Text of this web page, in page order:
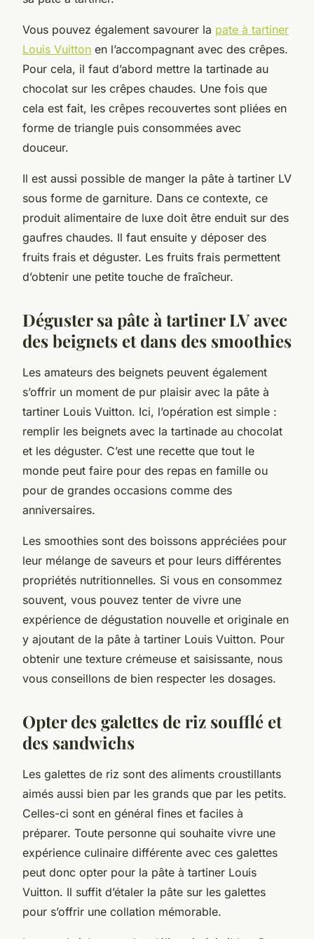
Vous pouvez également savourer la pate à tartiner
Louis Vuitton en l’accompagnant avec des crêpes.
Pour cela, il faut d’abord mettre la tartinade au
chocolat sur les crêpes chaudes. Une fois que
cela est fait, les crêpes recouvertes sont pliées en
forme de triangle puis consommées avec
douceur.
Il est aussi possible de manger la pâte à tartiner LV
sous forme de garniture. Dans ce contexte, ce
produit alimentaire de luxe doit être enduit sur des
gaufres chaudes. Il faut ensuite y déposer des
fruits frais et déguster. Les fruits frais permettent
d’obtenir une petite touche de fraîcheur.
Déguster sa pâte à tartiner LV avec
des beignets et dans des smoothies
Les amateurs des beignets peuvent également
s’offrir un moment de pur plaisir avec la pâte à
tartiner Louis Vuitton. Ici, l’opération est simple :
remplir les beignets avec la tartinade au chocolat
et les déguster. C’est une recette que tout le
monde peut faire pour des repas en famille ou
pour de grandes occasions comme des
anniversaires.
Les smoothies sont des boissons appréciées pour
leur mélange de saveurs et pour leurs différentes
propriétés nutritionnelles. Si vous en consommez
souvent, vous pouvez tenter de vivre une
expérience de dégustation nouvelle et originale en
y ajoutant de la pâte à tartiner Louis Vuitton. Pour
obtenir une texture crémeuse et saisissante, nous
vous conseillons de bien respecter les dosages.
Opter des galettes de riz soufflé et
des sandwichs
Les galettes de riz sont des aliments croustillants
aimés aussi bien par les grands que par les petits.
Celles-ci sont en général fines et faciles à
préparer. Toute personne qui souhaite vivre une
expérience culinaire différente avec ces galettes
peut donc opter pour la pâte à tartiner Louis
Vuitton. Il suffit d’étaler la pâte sur les galettes
pour s’offrir une collation mémorable.